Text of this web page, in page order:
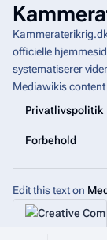
officielle
systematiserer
Mediawikis
Privatlivspolitik
Forbehold
Edit this text on